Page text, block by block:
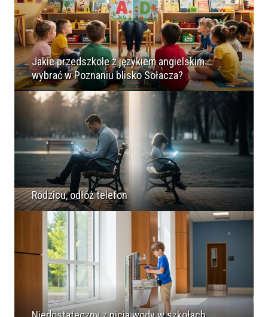
Jakie przedszkole z językiem angielskim
wybrać w Poznaniu blisko Sołacza?
Rodzicu, odłóż telefon